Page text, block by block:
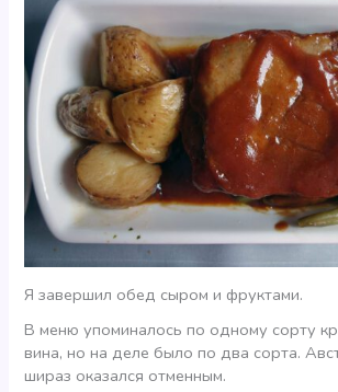
Я завершил обед сыром и фруктами.
В меню упоминалось по одному сорту
вина, но на деле было по два сорта.
шираз оказался отменным.